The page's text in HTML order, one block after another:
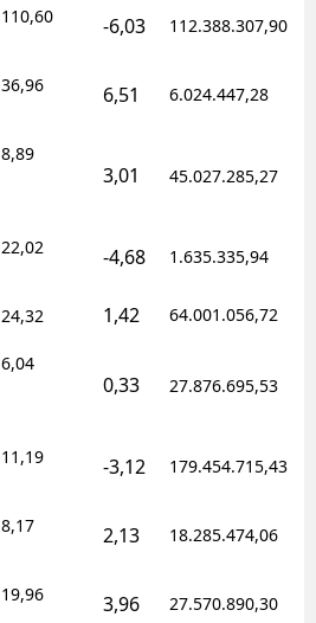
110,60 -6,03 112.388.307,90
36,96 6,51 6.024.447,28
8,89
3,01 45.027.285,27
22,02 -4,68 1.635.335,94
24,32 1,42 64.001.056,72
6,04
0,33 27.876.695,53
11,19 -3,12 179.454.715,43
8,17 2,13 18.285.474,06
19,96 3,96 27.570.890,30